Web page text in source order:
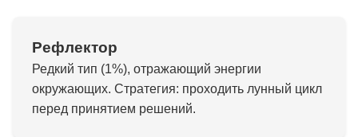
Рефлектор
Редкий тип (1%), отражающий энергии
окружающих. Стратегия: проходить лунный цикл
перед принятием решений.